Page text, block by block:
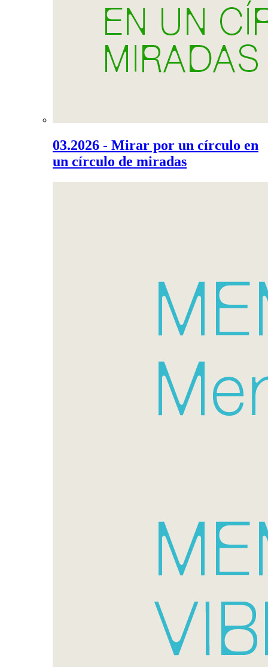
03.2026 - Mirar por un círculo en
un círculo de miradas